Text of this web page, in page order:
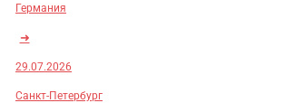
Германия
➜
29.07.2026
Санкт-Петербург